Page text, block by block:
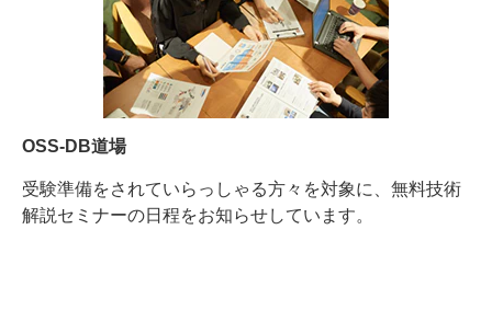
OSS-DB道場
受験準備をされていらっしゃる方々を対象に、無料技術
解説セミナーの日程をお知らせしています。